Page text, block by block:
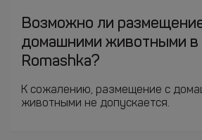
Возможно ли
домашними животными в
Romashka?
К сожалению, размещение с
животными не допускается.